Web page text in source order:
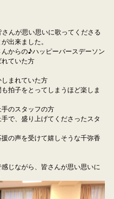
んが思い思いに歌ってくださる
出来ました。
からの♪ハッピーバースデーソン
ていた方
しまれていた方
拍子をとってしまうほど楽しま
のスタッフの方
で、盛り上げてくださったスタ
の声を受けて嬉しそうな千弥香
じながら、皆さんが思い思いに